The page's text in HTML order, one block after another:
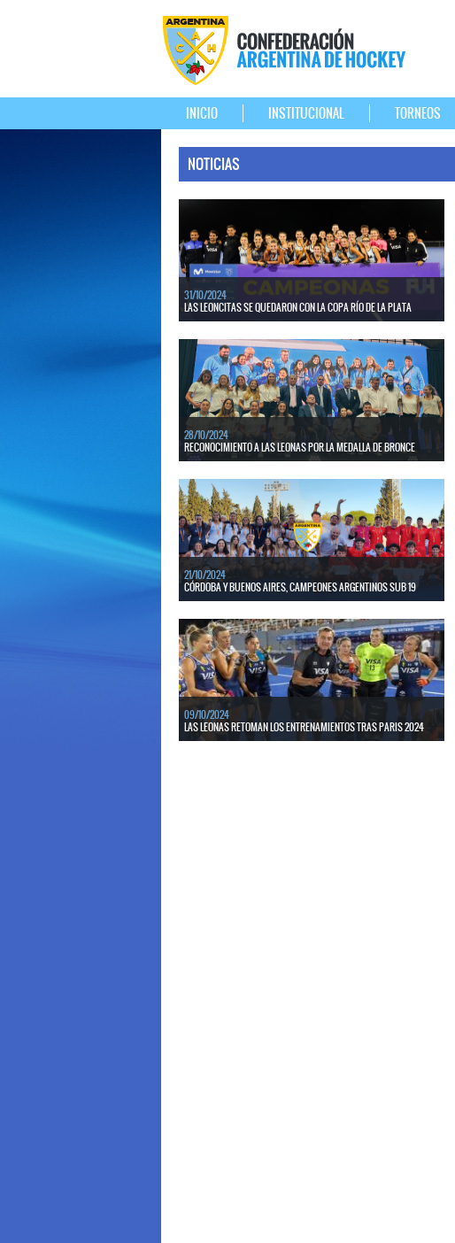
INICIO INSTITUCIONAL TORNEOS
NOTICIAS
31/10/2024
LAS LEONCITAS SE QUEDARON CON LA COPA RÍO DE LA PLATA
Montevideo. Imagen: Federación Uruguaya de Hockey.
LEER MÁS
28/10/2024
RECONOCIMIENTO A LAS LEONAS POR LA MEDALLA DE BRONCE
a los medallistas de Paris 2024.
LEER MÁS
21/10/2024
CÓRDOBA Y BUENOS AIRES, CAMPEONES ARGENTINOS SUB 19
resultaron campeones de la edición 2024 del Argentino de
Selecciones Sub 19 en Tucumán. Fotos: Gentileza Prensa
ATAH y P...
LEER MÁS
09/10/2024
LAS LEONAS RETOMAN LOS ENTRENAMIENTOS TRAS PARIS 2024